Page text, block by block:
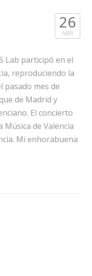
26
ABR
Lab participó en el
reproduciendo la
pasado mes de
de Madrid y
El concierto
Música de Valencia
Mi enhorabuena